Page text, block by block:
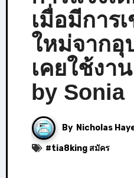
เมื่อมีการ
ใหม่จาก
เคยใช้งา
by Sonia
By Nicholas
#tia8king สมัคร